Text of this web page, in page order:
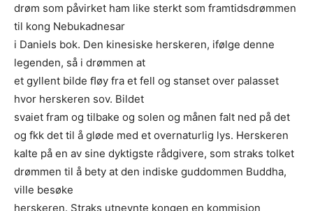
drøm som påvirket ham like sterkt som framtidsdrømmen
til kong Nebukadnesar
i Daniels bok. Den kinesiske herskeren, ifølge denne
legenden, så i drømmen at
et gyllent bilde ﬂøy fra et fell og stanset over palasset
hvor herskeren sov. Bildet
svaiet fram og tilbake og solen og månen falt ned på det
og fkk det til å gløde med et overnaturlig lys. Herskeren
kalte på en av sine dyktigste rådgivere, som straks tolket
drømmen til å bety at den indiske guddommen Buddha,
ville besøke
herskeren. Straks utnevnte kongen en kommisjon